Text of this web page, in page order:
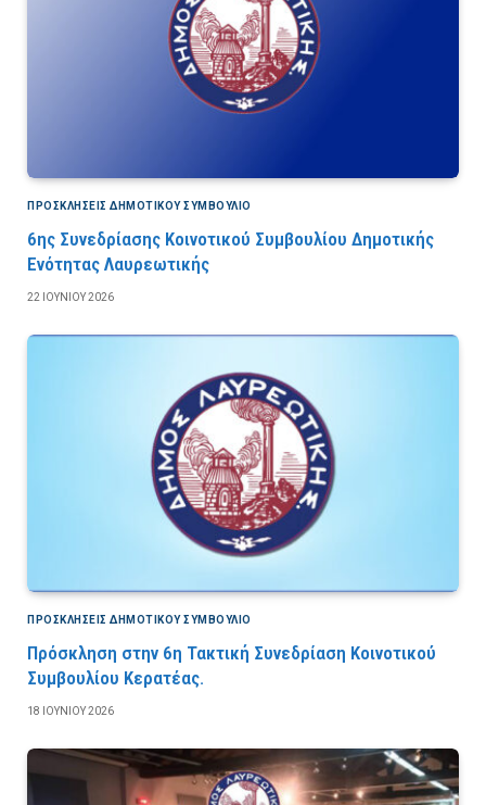
ΠΡΟΣΚΛΉΣΕΙΣ ΔΗΜΟΤΙΚΟΎ ΣΥΜΒΟΎΛΙΟ
6ης Συνεδρίασης Κοινοτικού Συμβουλίου Δημοτικής
Ενότητας Λαυρεωτικής
22 ΙΟΥΝΊΟΥ 2026
ΠΡΟΣΚΛΉΣΕΙΣ ΔΗΜΟΤΙΚΟΎ ΣΥΜΒΟΎΛΙΟ
Πρόσκληση στην 6η Τακτική Συνεδρίαση Κοινοτικού
Συμβουλίου Κερατέας.
18 ΙΟΥΝΊΟΥ 2026